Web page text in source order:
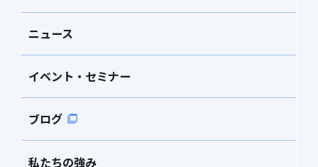
ニュース
イベント・セミナー
ブログ
私たちの強み